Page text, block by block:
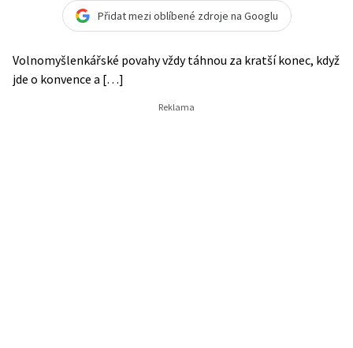
Přidat mezi oblíbené zdroje na Googlu
Volnomyšlenkářské povahy vždy táhnou za kratší konec, když
jde o konvence a […]